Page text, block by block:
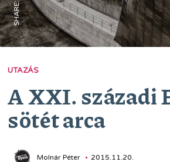
SHARE:
UTAZÁS
A XXI. századi
sötét arca
Molnár Péter 2015.11.20.